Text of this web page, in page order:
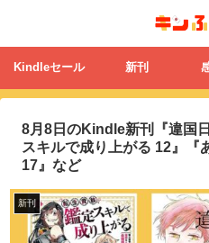
Kindleセール 新刊
8月8日のKindle新刊『違国
スキルで成り上がる 12』『
17』など
新刊